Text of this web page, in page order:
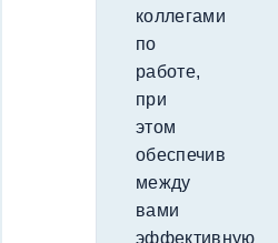
коллегами
по
работе,
при
этом
обеспечив
между
вами
эффективную